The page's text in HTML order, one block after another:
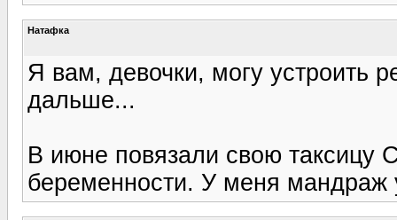
Натафка
Я вам, девочки, могу устроить
дальше...
В июне повязали свою таксицу
беременности. У меня мандраж